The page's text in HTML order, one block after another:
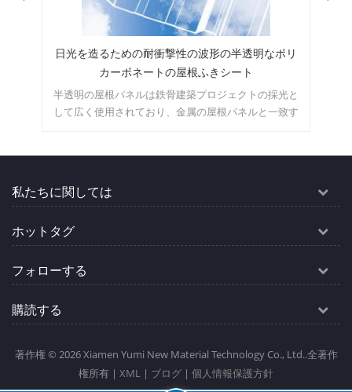
壁と屋根の接続装飾用の金属製の軒のトリムと切
り妻の点滅
ひさしのトリムと切妻の点滅は、金属の点滅範囲に属
し、建物の設計に合わせてさまざまな形状で設計でき
私たちに関しては
ホットタグ
フォローする
購読する
著作権 © 2026 Xiamen Yumi New Material Technology Co., Ltd..全著作
権所有 | XML | ブログ | 個人情報保護方針